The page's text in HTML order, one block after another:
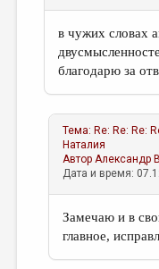
в чужих словах
благодарю за
Тема: Re: Re: Re:
Наталия
АвторАлександр
Дата и время:
Замечаю и в
главное,